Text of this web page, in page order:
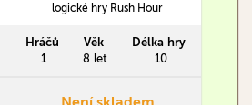
logické hry Rush Hour
o 20 karet s úlohami více a
má autíčka ve stylových
Hráčů
1
Věk
8 let
Délka hry
10